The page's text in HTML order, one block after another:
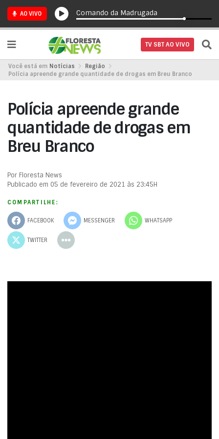
AO VIVO Comando da Madrugada
TV SBT AO VIVO
Você está em Notícias
Região
Polícia apreende grande quantidade de drogas em Breu Branco
Polícia apreende grande
quantidade de drogas em
Breu Branco
Por Floresta News
Publicado em 05 de fevereiro de 2021 às 23:45H
COMPARTILHE:
FACEBOOK MESSENGER WHATSAPP
TWITTER